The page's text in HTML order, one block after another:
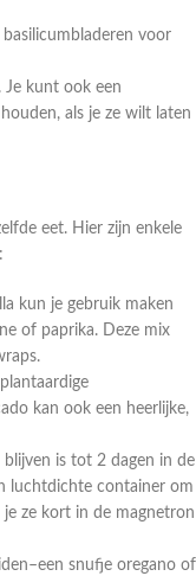
voor
Je kunt ook een
als je ze wilt laten
eet. Hier zijn enkele
kun je gebruik maken
of paprika. Deze mix
kan ook een heerlijke,
is tot 2 dagen in de
luchtdichte container om
ze kort in de magnetron
snufje oregano of